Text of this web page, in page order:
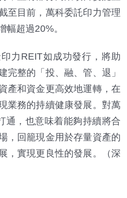
至目前，萬科委託印力管理
幅超過20%。
力REIT如成功發行，將助
完整的「投、融、管、退」
產和資金更高效地運轉，在
業務的持續健康發展。對萬
通，也意味着能夠持續將合
，回籠現金用於存量資產的
，實現更良性的發展。（深